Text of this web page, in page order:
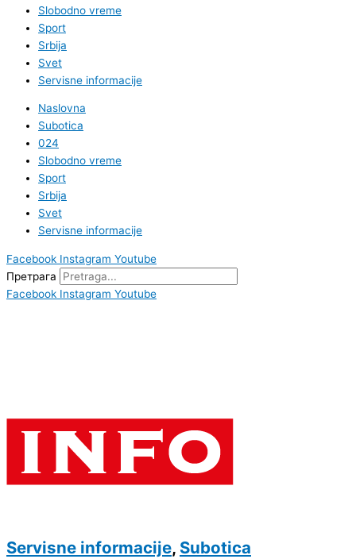
Slobodno vreme
Sport
Srbija
Svet
Servisne informacije
Naslovna
Subotica
024
Slobodno vreme
Sport
Srbija
Svet
Servisne informacije
Facebook Instagram Youtube
Претрага
Facebook Instagram Youtube
Servisne informacije, Subotica